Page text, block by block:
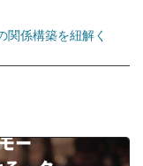
関係構築を紐解く